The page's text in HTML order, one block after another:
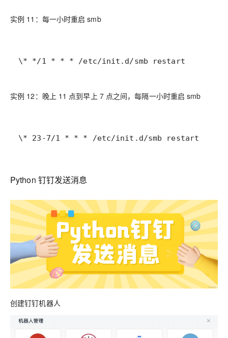
实例 11：每一小时重启 smb
\* */1 * * * /etc/init.d/smb restart
实例 12：晚上 11 点到早上 7 点之间，每隔一小时重启 smb
\* 23-7/1 * * * /etc/init.d/smb restart
Python 钉钉发送消息
创建钉钉机器人